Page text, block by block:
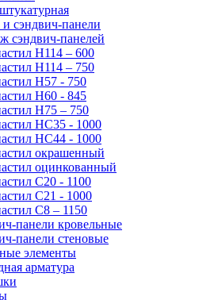
сэндвич-панели
сэндвич-панелей
Н114 – 600
Н114 – 750
Н57 - 750
Н60 - 845
Н75 – 750
НС35 - 1000
НС44 - 1000
окрашенный
оцинкованный
С20 - 1100
С21 - 1000
С8 – 1150
панели кровельные
панели стеновые
элементы
арматура